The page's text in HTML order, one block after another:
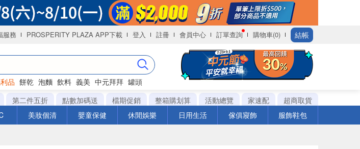
服務 PROSPERITY PLAZA APP下載 登入 註冊 會員中心 訂單查詢 購物車(0) 結帳
品 餅乾 泡麵 飲料 義美 中元拜拜 罐頭
第二件五折 點數加碼送 檔期促銷 整箱購划算 活動總覽 家速配
超商取貨
美妝個清 嬰童保健 休閒娛樂 日用生活 傢俱寢飾 服飾鞋包